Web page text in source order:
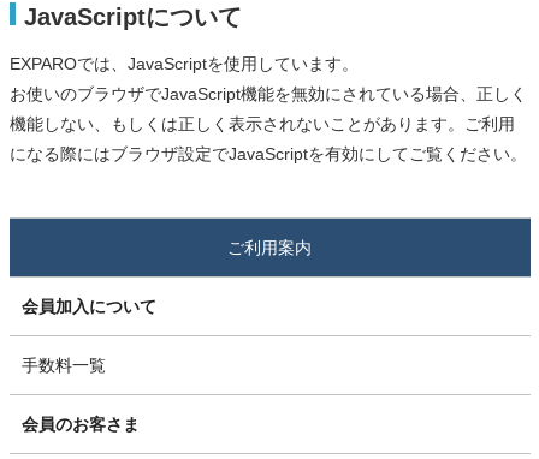
JavaScriptについて
EXPAROでは、JavaScriptを使用しています。
お使いのブラウザでJavaScript機能を無効にされている場合、正しく
機能しない、もしくは正しく表示されないことがあります。ご利用
になる際にはブラウザ設定でJavaScriptを有効にしてご覧ください。
ご利用案内
会員加入について
手数料一覧
会員のお客さま